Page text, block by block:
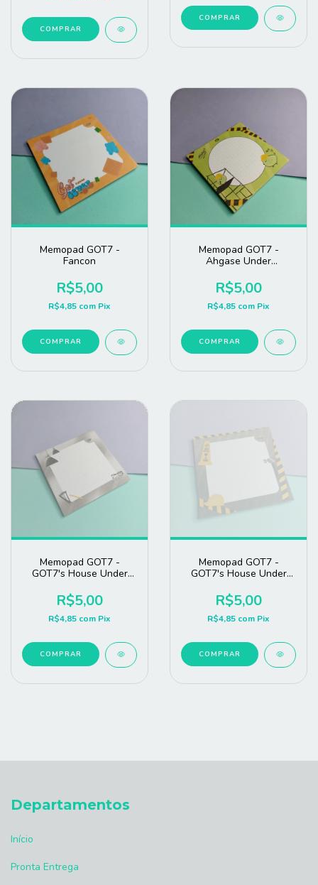
COMPRAR
COMPRAR
Memopad GOT7 -
Fancon
R$5,00
R$4,85 com Pix
COMPRAR
Memopad GOT7 -
Ahgase Under
R$5,00
R$4,85 com Pix
COMPRAR
Memopad GOT7 -
GOT7's House Under
R$5,00
R$4,85 com Pix
COMPRAR
Memopad GOT7 -
GOT7's House Under
R$5,00
R$4,85 com Pix
COMPRAR
Departamentos
Início
Pronta Entrega